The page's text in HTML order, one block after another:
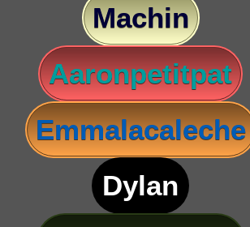
Machin
Aaronpetitpat
Emmalacaleche
Dylan